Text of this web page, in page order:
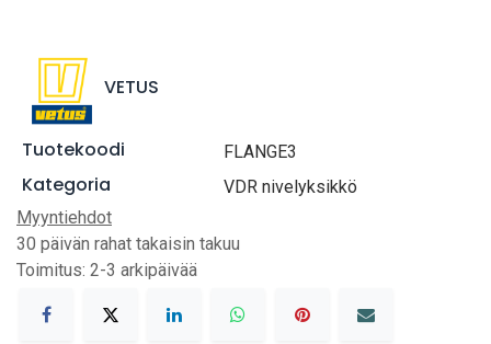
VETUS
Tuotekoodi FLANGE3
Kategoria
VDR nivelyksikkö
Myyntiehdot
30 päivän rahat takaisin takuu
Toimitus: 2-3 arkipäivää